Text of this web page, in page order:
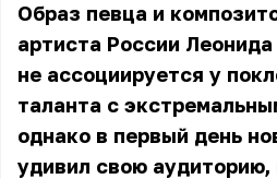
Образ певца и
артиста России
не ассоциируется у
таланта с
однако в первый день
удивил свою аудиторию,